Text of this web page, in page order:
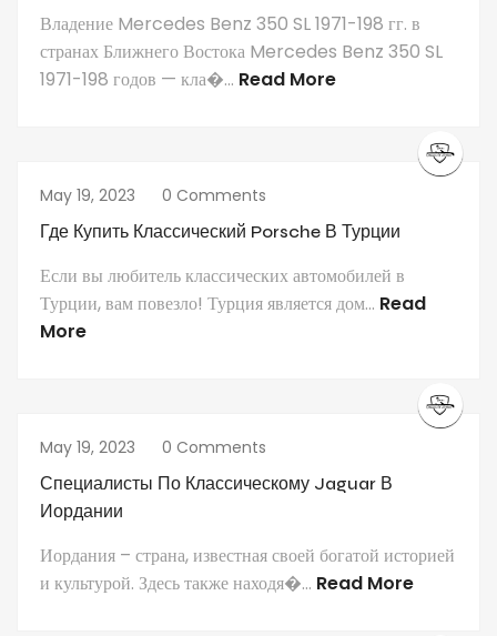
Владение Mercedes Benz 350 SL 1971-198 гг. в
странах Ближнего Востока Mercedes Benz 350 SL
1971-198 годов — кла�... Read More
May 19, 2023 0 Comments
Где Купить Классический Porsche В Турции
Если вы любитель классических автомобилей в
Турции, вам повезло! Турция является дом... Read
More
May 19, 2023 0 Comments
Специалисты По Классическому Jaguar В
Иордании
Иордания – страна, известная своей богатой историей
и культурой. Здесь также находя�... Read More